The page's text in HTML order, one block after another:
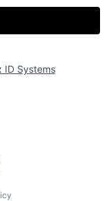
ID Systems